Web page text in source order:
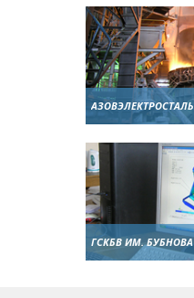
АЗОВЭЛЕКТРОСТАЛЬ
ГСКБВ ИМ. БУБНОВА